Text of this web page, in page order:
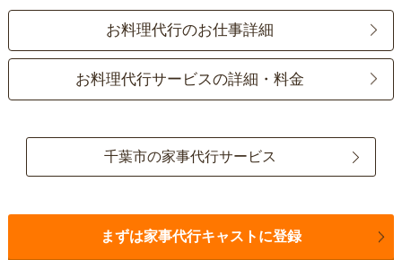
お料理代行のお仕事詳細
お料理代行サービスの詳細・料金
千葉市の家事代行サービス
まずは家事代行キャストに登録